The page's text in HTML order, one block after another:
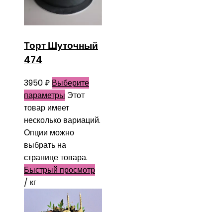
Торт Шуточный
474
3950₽ Выберите
параметры Этот
товар имеет
несколько вариаций.
Опции можно
выбрать на
странице товара.
Быстрый просмотр
/ кг